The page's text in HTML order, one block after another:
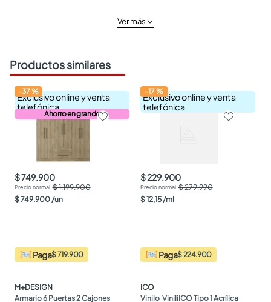
Ver más
Productos similares
Exclusivo online y venta
telefónica
Ahorro en grande
-37%
$ 749.900
$ 1.199.900
$749.900 /un
Paga$ 719.900
M+DESIGN
Armario 6 Puertas 2 Cajones
Exclusivo online y venta
telefónica
-17%
$ 229.900
$ 279.990
$12,15 /ml
Paga$ 224.900
ICO
Vinilo  ViniliICO Tipo 1 Acrílica